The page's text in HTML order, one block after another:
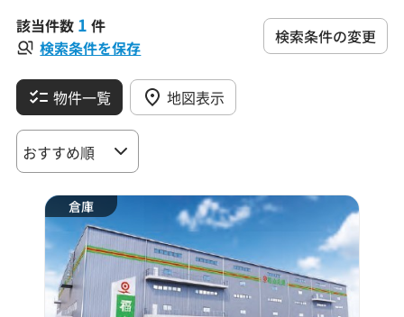
該当件数 1 件
検索条件を保存
検索条件の変更
物件一覧 地図表示
倉庫